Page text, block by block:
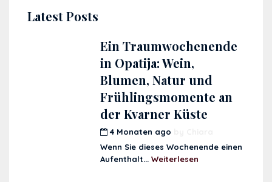
Latest Posts
Ein Traumwochenende
in Opatija: Wein,
Blumen, Natur und
Frühlingsmomente an
der Kvarner Küste
4 Monaten ago
Wenn Sie dieses Wochenende einen
Aufenthalt... Weiterlesen